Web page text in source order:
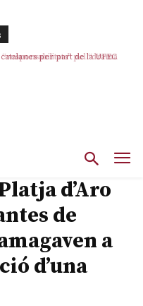
per part de la UFEC
d’Aro
de
a
d’una